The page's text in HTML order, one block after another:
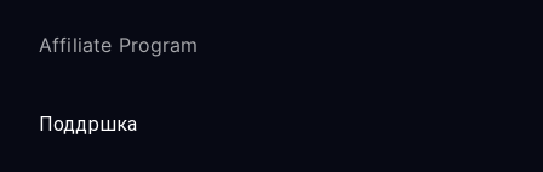
Affiliate Program
Поддршка